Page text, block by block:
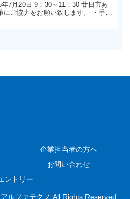
7月20日 9：30～11：30 廿日市あ
にご協力をお願い致します。 ・手指
企業担当者の方へ
お問い合わせ
ントリー
ルファテクノ All Rights Reserved.